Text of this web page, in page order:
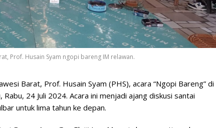
Prof. Husain Syam ngopi bareng IM relawan.
Barat, Prof. Husain Syam (PHS), acara “Ngopi Bareng” di
24 Juli 2024. Acara ini menjadi ajang diskusi santai
untuk lima tahun ke depan.